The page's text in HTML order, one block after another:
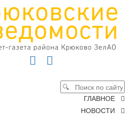
ГЛАВНОЕ
НОВОСТИ